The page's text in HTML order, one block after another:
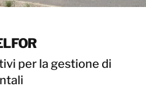
per la gestione di